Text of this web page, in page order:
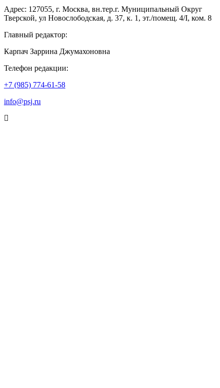
Адрес: 127055, г. Москва, вн.тер.г. Муниципальный Округ
Тверской, ул Новослободская, д. 37, к. 1, эт./помещ. 4/I, ком. 8
Главный редактор:
Карпач Заррина Джумахоновна
Телефон редакции:
+7 (985) 774-61-58
info@psj.ru